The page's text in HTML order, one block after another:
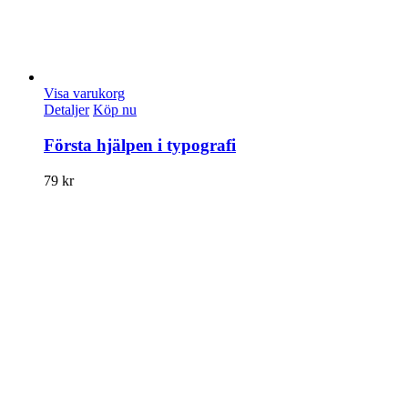
Visa varukorg
Detaljer Köp nu
Första hjälpen i typografi
79 kr